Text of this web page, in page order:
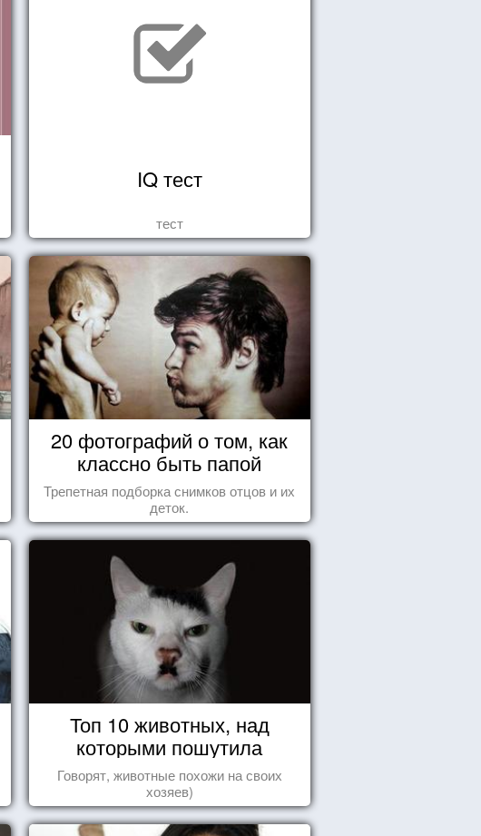
IQ тест
тест
20 фотографий о том, как
классно быть папой
Трепетная подборка снимков отцов и их
деток.
Топ 10 животных, над
которыми пошутила
природа
Говорят, животные похожи на своих
хозяев)